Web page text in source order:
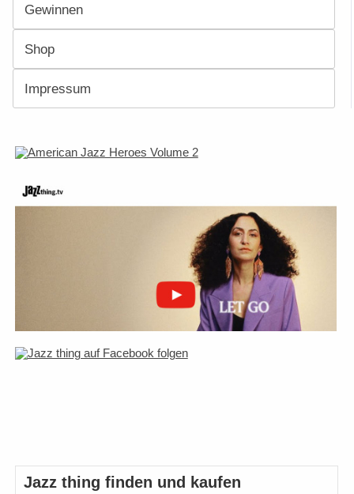
Gewinnen
Shop
Impressum
Jazz thing finden und kaufen